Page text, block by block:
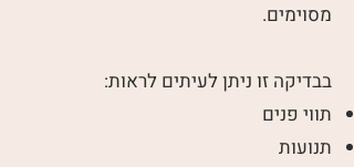
מסוימים.
בבדיקה זו ניתן לעיתים לראות:
תווי פנים
תנועות